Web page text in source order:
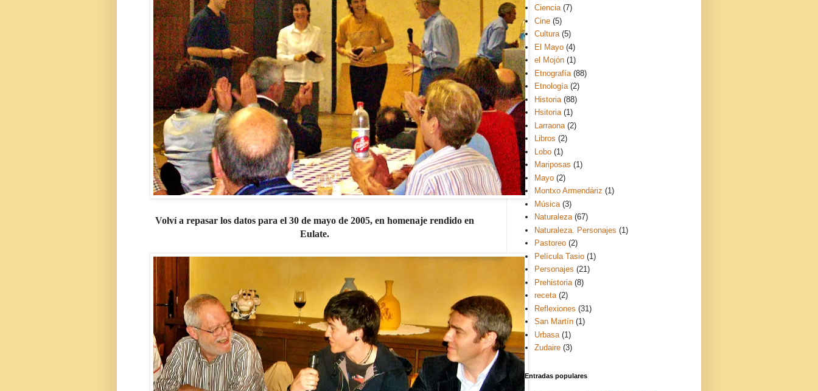
Volví a repasar los datos para el 30 de mayo de 2005, en homenaje rendido en
Eulate.
Ciencia (7)
Cine (5)
Cultura (5)
El Mayo (4)
el Mojón (1)
Etnografía (88)
Etnología (2)
Historia (88)
Hsitoria (1)
Larraona (2)
Libros (2)
Lobo (1)
Mariposas (1)
Mayo (2)
Montxo Armendáriz (1)
Música (3)
Naturaleza (67)
Naturaleza. Personajes (1)
Pastoreo (2)
Película Tasio (1)
Personajes (21)
Prehistoria (8)
receta (2)
Reflexiones (31)
San Martín (1)
Urbasa (1)
Zudaire (3)
Entradas populares